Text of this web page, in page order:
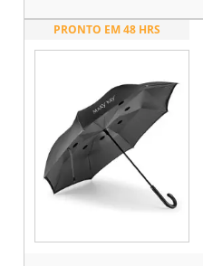
PRONTO EM 48 HRS